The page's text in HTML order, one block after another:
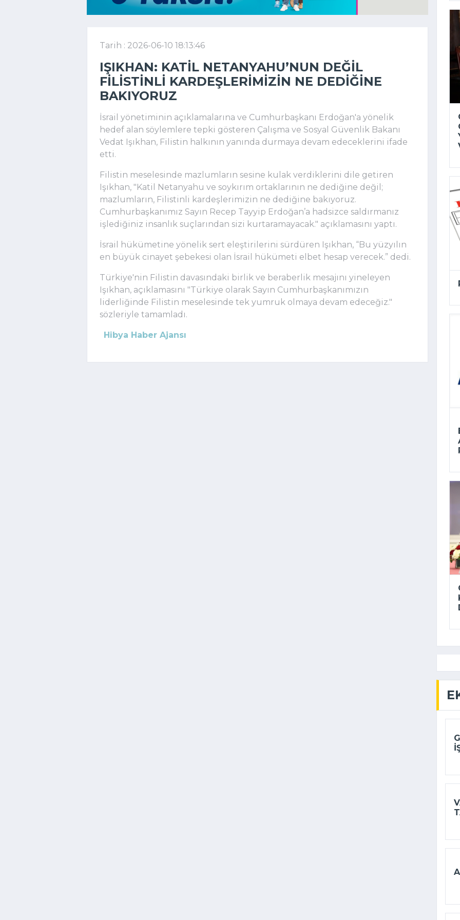
Tarih : 2026-06-10 18:13:46
IŞIKHAN: KATIL NETANYAHU’NUN DEĞIL
FILISTINLI KARDEŞLERIMIZIN NE DEDIĞINE
BAKIYORUZ
İsrail yönetiminin açıklamalarına ve Cumhurbaşkanı Erdoğan'a yönelik
hedef alan söylemlere tepki gösteren Çalışma ve Sosyal Güvenlik Bakanı
Vedat Işıkhan, Filistin halkının yanında durmaya devam edeceklerini ifade
etti.
Filistin meselesinde mazlumların sesine kulak verdiklerini dile getiren
Işıkhan, "Katil Netanyahu ve soykırım ortaklarının ne dediğine değil;
mazlumların, Filistinli kardeşlerimizin ne dediğine bakıyoruz.
Cumhurbaşkanımız Sayın Recep Tayyip Erdoğan’a hadsizce saldırmanız
işlediğiniz insanlık suçlarından sizi kurtaramayacak." açıklamasını yaptı.
İsrail hükümetine yönelik sert eleştirilerini sürdüren Işıkhan, “Bu yüzyılın
en büyük cinayet şebekesi olan İsrail hükümeti elbet hesap verecek.” dedi.
Türkiye'nin Filistin davasındaki birlik ve beraberlik mesajını yineleyen
Işıkhan, açıklamasını "Türkiye olarak Sayın Cumhurbaşkanımızın
liderliğinde Filistin meselesinde tek yumruk olmaya devam edeceğiz."
sözleriyle tamamladı.
Hibya Haber Ajansı